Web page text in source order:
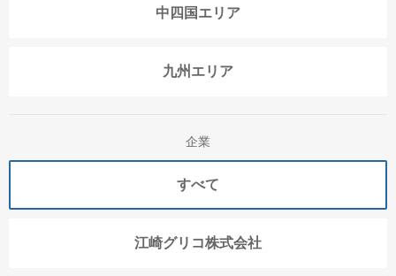
中四国エリア
九州エリア
企業
すべて
江崎グリコ株式会社